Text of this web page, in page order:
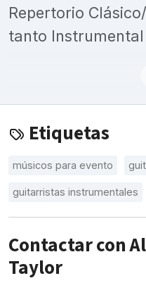
Repertorio
tanto
Etiquetas
músicos para evento
guitarristas instrumentales
Contactar con
Taylor